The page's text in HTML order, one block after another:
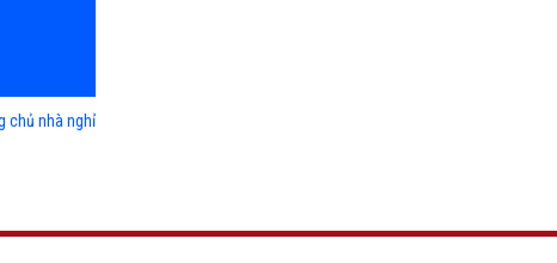
chủ nhà nghỉ